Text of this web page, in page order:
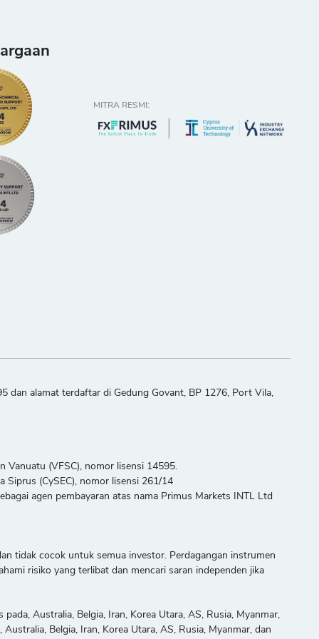
MITRA RESMI:
dan alamat terdaftar di Gedung Govant, BP 1276, Port Vila,
Vanuatu (VFSC), nomor lisensi 14595.
Siprus (CySEC), nomor lisensi 261/14
agen pembayaran atas nama Primus Markets INTL Ltd
tidak cocok untuk semua investor. Perdagangan instrumen
risiko yang terlibat dan mencari saran independen jika
Australia, Belgia, Iran, Korea Utara, AS, Rusia, Myanmar,
Belgia, Iran, Korea Utara, AS, Rusia, Myanmar, dan